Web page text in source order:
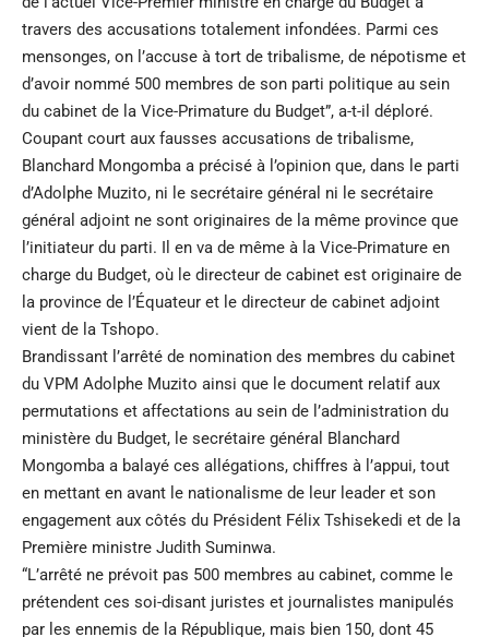
travers des accusations totalement infondées. Parmi ces
mensonges, on l’accuse à tort de tribalisme, de népotisme et
d’avoir nommé 500 membres de son parti politique au sein
du cabinet de la Vice-Primature du Budget”, a-t-il déploré.
Coupant court aux fausses accusations de tribalisme,
Blanchard Mongomba a précisé à l’opinion que, dans le parti
d’Adolphe Muzito, ni le secrétaire général ni le secrétaire
général adjoint ne sont originaires de la même province que
l’initiateur du parti. Il en va de même à la Vice-Primature en
charge du Budget, où le directeur de cabinet est originaire de
la province de l’Équateur et le directeur de cabinet adjoint
vient de la Tshopo.
Brandissant l’arrêté de nomination des membres du cabinet
du VPM Adolphe Muzito ainsi que le document relatif aux
permutations et affectations au sein de l’administration du
ministère du Budget, le secrétaire général Blanchard
Mongomba a balayé ces allégations, chiffres à l’appui, tout
en mettant en avant le nationalisme de leur leader et son
engagement aux côtés du Président Félix Tshisekedi et de la
Première ministre Judith Suminwa.
“L’arrêté ne prévoit pas 500 membres au cabinet, comme le
prétendent ces soi-disant juristes et journalistes manipulés
par les ennemis de la République, mais bien 150, dont 45